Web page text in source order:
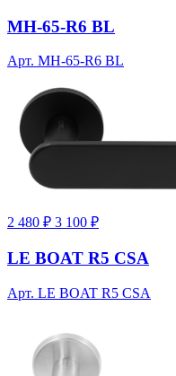
MH-65-R6 BL
Арт. MH-65-R6 BL
2 480 ₽ 3 100 ₽
LE BOAT R5 CSA
Арт. LE BOAT R5 CSA